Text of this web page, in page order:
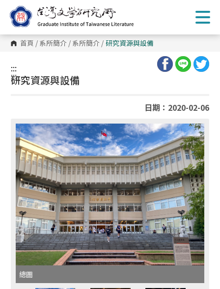
到
主
內
容 首頁 / 系所簡介 / 系所簡介 / 研究資源與設備
:::
:::
研究資源與設備
日期：2020-02-06
總圖